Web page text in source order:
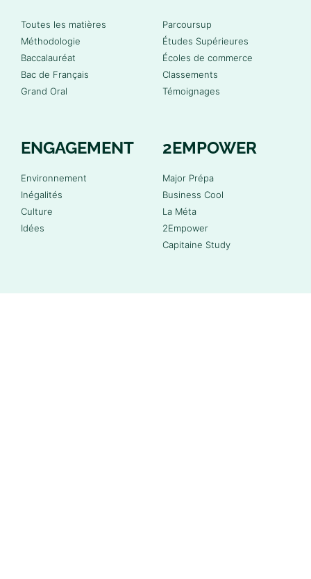
Toutes les matières
Méthodologie
Baccalauréat
Bac de Français
Grand Oral
Parcoursup
Études Supérieures
Écoles de commerce
Classements
Témoignages
ENGAGEMENT
Environnement
Inégalités
Culture
Idées
2EMPOWER
Major Prépa
Business Cool
La Méta
2Empower
Capitaine Study